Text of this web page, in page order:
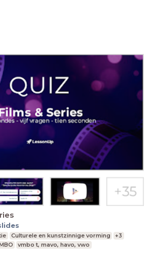
Culturele en kunstzinnige vorming
+3
vmbo t, mavo, havo, vwo